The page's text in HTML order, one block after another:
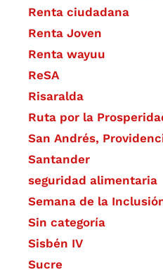
Renta ciudadana
Renta Joven
Renta wayuu
ReSA
Risaralda
Ruta por la
San Andrés,
Santander
seguridad alimentaria
Semana de la
Sin categoría
Sisbén IV
Sucre